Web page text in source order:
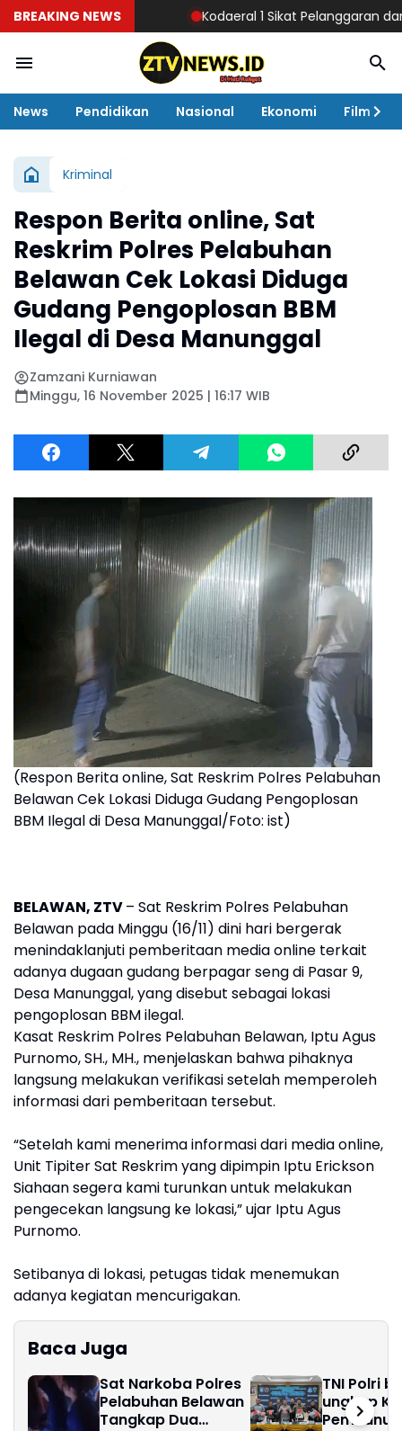
BREAKING NEWS Kodaeral 1 Sikat Pelanggaran dan
News Pendidikan Nasional Ekonomi Film
Kriminal
Respon Berita online, Sat
Reskrim Polres Pelabuhan
Belawan Cek Lokasi Diduga
Gudang Pengoplosan BBM
Ilegal di Desa Manunggal
Zamzani Kurniawan
Minggu, 16 November 2025 | 16:17 WIB
(Respon Berita online, Sat Reskrim Polres Pelabuhan
Belawan Cek Lokasi Diduga Gudang Pengoplosan
BBM Ilegal di Desa Manunggal/Foto: ist)
BELAWAN, ZTV– Sat Reskrim Polres Pelabuhan
Belawan pada Minggu (16/11) dini hari bergerak
menindaklanjuti pemberitaan media online terkait
adanya dugaan gudang berpagar seng di Pasar 9,
Desa Manunggal, yang disebut sebagai lokasi
pengoplosan BBM ilegal.
Kasat Reskrim Polres Pelabuhan Belawan, Iptu Agus
Purnomo, SH., MH., menjelaskan bahwa pihaknya
langsung melakukan verifikasi setelah memperoleh
informasi dari pemberitaan tersebut.
“Setelah kami menerima informasi dari media online,
Unit Tipiter Sat Reskrim yang dipimpin Iptu Erickson
Siahaan segera kami turunkan untuk melakukan
pengecekan langsung ke lokasi,” ujar Iptu Agus
Purnomo.
Setibanya di lokasi, petugas tidak menemukan
adanya kegiatan mencurigakan.
Baca Juga
Sat Narkoba Polres
Pelabuhan Belawan
Tangkap Dua
TNI Polri
ungkap